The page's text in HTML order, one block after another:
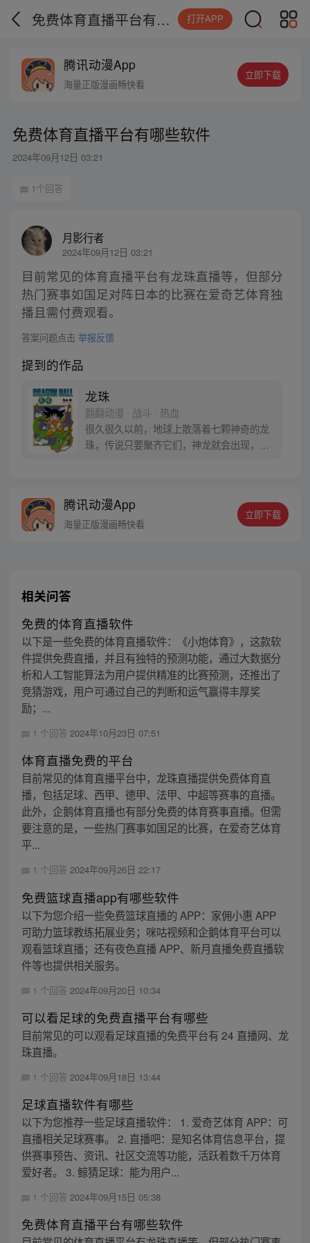
免费体育直播平台有哪些软件 打开APP
腾讯动漫App
海量正版漫画畅快看
立即下载
免费体育直播平台有哪些软件
2024年09月12日 03:21
1个回答
月影行者
2024年09月12日 03:21
目前常见的体育直播平台有龙珠直播等，但部分
热门赛事如国足对阵日本的比赛在爱奇艺体育独
播且需付费观看。
答案问题点击 举报反馈
提到的作品
龙珠
翻翻动漫 · 战斗 · 热血
很久很久以前，地球上散落着七颗神奇的龙
珠，传说只要聚齐它们，神龙就会出现，并
腾讯动漫App
海量正版漫画畅快看
立即下载
相关问答
免费的体育直播软件
以下是一些免费的体育直播软件：《小炮体育》，这款软
件提供免费直播，并且有独特的预测功能，通过大数据分
析和人工智能算法为用户提供精准的比赛预测，还推出了
竞猜游戏，用户可通过自己的判断和运气赢得丰厚奖
励；...
1 个回答 2024年10月23日 07:51
体育直播免费的平台
目前常见的体育直播平台中，龙珠直播提供免费体育直
播，包括足球、西甲、德甲、法甲、中超等赛事的直播。
此外，企鹅体育直播也有部分免费的体育赛事直播。但需
要注意的是，一些热门赛事如国足的比赛，在爱奇艺体育
平...
1 个回答 2024年09月26日 22:17
免费篮球直播app有哪些软件
以下为您介绍一些免费篮球直播的 APP：家佣小惠 APP
可助力篮球教练拓展业务；咪咕视频和企鹅体育平台可以
观看篮球直播；还有夜色直播 APP、新月直播免费直播软
件等也提供相关服务。
1 个回答 2024年09月20日 10:34
可以看足球的免费直播平台有哪些
目前常见的可以观看足球直播的免费平台有 24 直播网、龙
珠直播。
1 个回答 2024年09月18日 13:44
足球直播软件有哪些
以下为您推荐一些足球直播软件： 1. 爱奇艺体育 APP：可
直播相关足球赛事。 2. 直播吧：是知名体育信息平台，提
供赛事预告、资讯、社区交流等功能，活跃着数千万体育
爱好者。 3. 鲸猜足球：能为用户...
1 个回答 2024年09月15日 05:38
免费体育直播平台有哪些软件